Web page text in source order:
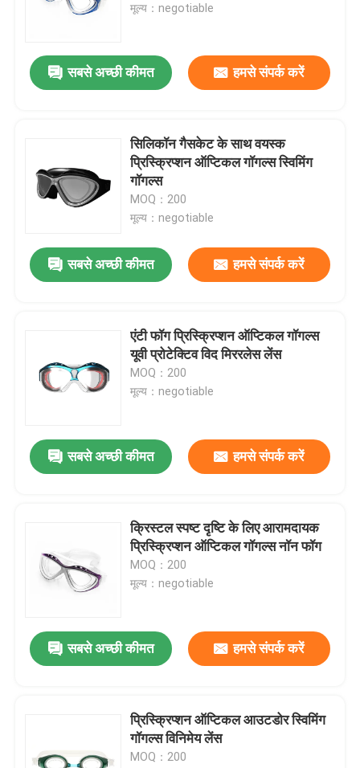
मूल्य：negotiable
सबसे अच्छी कीमत हमसे संपर्क करें
सिलिकॉन गैसकेट के साथ वयस्क
प्रिस्क्रिप्शन ऑप्टिकल गॉगल्स स्विमिंग
गॉगल्स
MOQ：200
मूल्य：negotiable
सबसे अच्छी कीमत हमसे संपर्क करें
एंटी फॉग प्रिस्क्रिप्शन ऑप्टिकल गॉगल्स
यूवी प्रोटेक्टिव विद मिररलेस लेंस
MOQ：200
मूल्य：negotiable
सबसे अच्छी कीमत हमसे संपर्क करें
क्रिस्टल स्पष्ट दृष्टि के लिए आरामदायक
प्रिस्क्रिप्शन ऑप्टिकल गॉगल्स नॉन फॉग
MOQ：200
मूल्य：negotiable
सबसे अच्छी कीमत हमसे संपर्क करें
प्रिस्क्रिप्शन ऑप्टिकल आउटडोर स्विमिंग
गॉगल्स विनिमेय लेंस
MOQ：200